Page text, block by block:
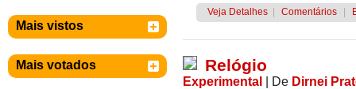
Mais vistos
Mais votados
Veja Detalhes Comentários
Relógio
Experimental De Dirnei